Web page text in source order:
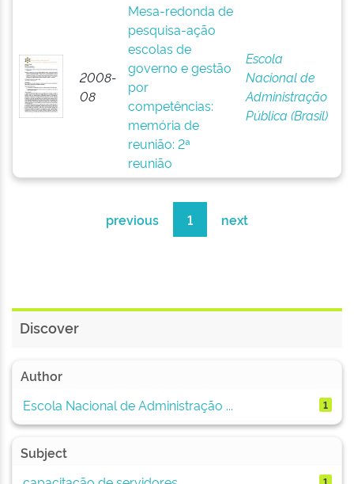
2008-
08
Mesa-redonda de
pesquisa-ação
escolas de
governo e gestão
por
competências:
memória de
reunião: 2ª
reunião
Escola
Nacional de
Administração
Pública (Brasil)
previous 1 next
Discover
Author
Escola Nacional de Administração ...
1
Subject
1